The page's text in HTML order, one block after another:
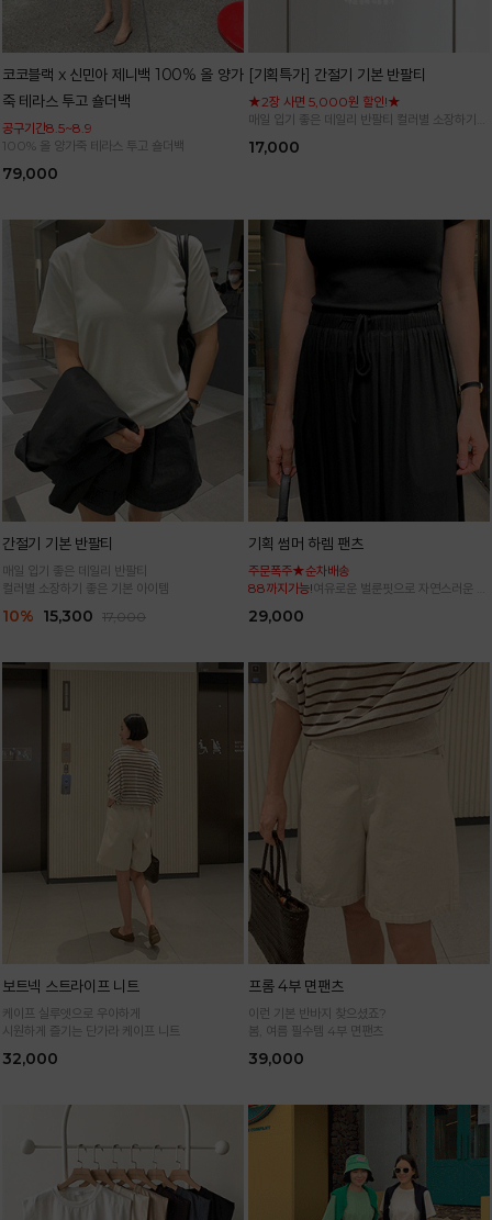
코코블랙 x 신민아 제니백 100% 올 양가
죽 테라스 투고 숄더백
공구기간8.5~8.9
100% 올 양가죽 테라스 투고 숄더백
79,000
[기획특가] 간절기 기본 반팔티
★2장 사면 5,000원 할인!★
매일 입기 좋은 데일리 반팔티 컬러별 소장하기
17,000
간절기 기본 반팔티
매일 입기 좋은 데일리 반팔티
컬러별 소장하기 좋은 기본 아이템
10% 15,300 17,000
기획 썸머 하렘 팬츠
주문폭주★순차배송
88까지가능!여유로운 벌룬핏으로 자연스러운 체
29,000
보트넥 스트라이프 니트
케이프 실루엣으로 우아하게
시원하게 즐기는 단가라 케이프 니트
32,000
프롬 4부 면팬츠
이런 기본 반바지 찾으셨죠?
봄, 여름 필수템 4부 면팬츠
39,000